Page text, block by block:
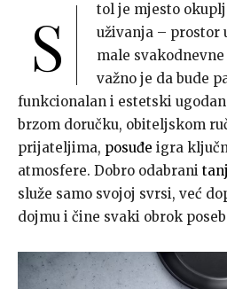
S
tol je mjesto
uživanja – prostor
male
važno je da bude
funkcionalan i estetski
brzom doručku, obiteljskom
prijateljima, posuđe igra
atmosfere. Dobro odabrani
služe samo svojoj svrsi, već
dojmu i čine svaki obrok